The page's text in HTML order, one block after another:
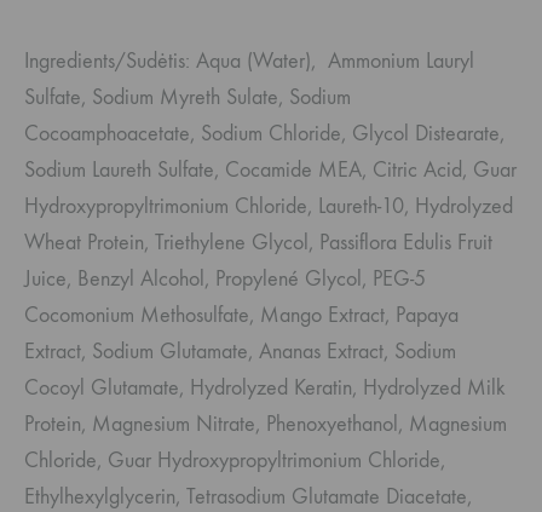
Ingredients/Sudėtis: Aqua (Water), Ammonium Lauryl
Sulfate, Sodium Myreth Sulate, Sodium
Cocoamphoacetate, Sodium Chloride, Glycol Distearate,
Sodium Laureth Sulfate, Cocamide MEA, Citric Acid, Guar
Hydroxypropyltrimonium Chloride, Laureth-10, Hydrolyzed
Wheat Protein, Triethylene Glycol, Passiflora Edulis Fruit
Juice, Benzyl Alcohol, Propylené Glycol, PEG-5
Cocomonium Methosulfate, Mango Extract, Papaya
Extract, Sodium Glutamate, Ananas Extract, Sodium
Cocoyl Glutamate, Hydrolyzed Keratin, Hydrolyzed Milk
Protein, Magnesium Nitrate, Phenoxyethanol, Magnesium
Chloride, Guar Hydroxypropyltrimonium Chloride,
Ethylhexylglycerin, Tetrasodium Glutamate Diacetate,